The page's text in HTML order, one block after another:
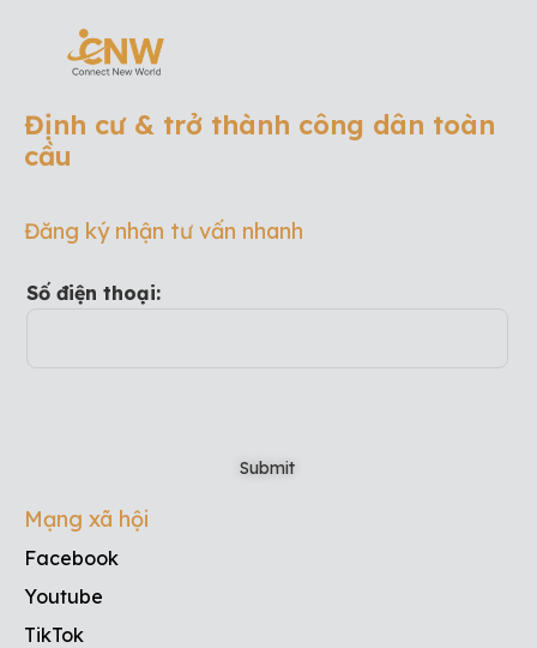
Định cư & trở thành công dân toàn
cầu
Đăng ký nhận tư vấn nhanh
Số điện thoại:
Mạng xã hội
Facebook
Youtube
TikTok